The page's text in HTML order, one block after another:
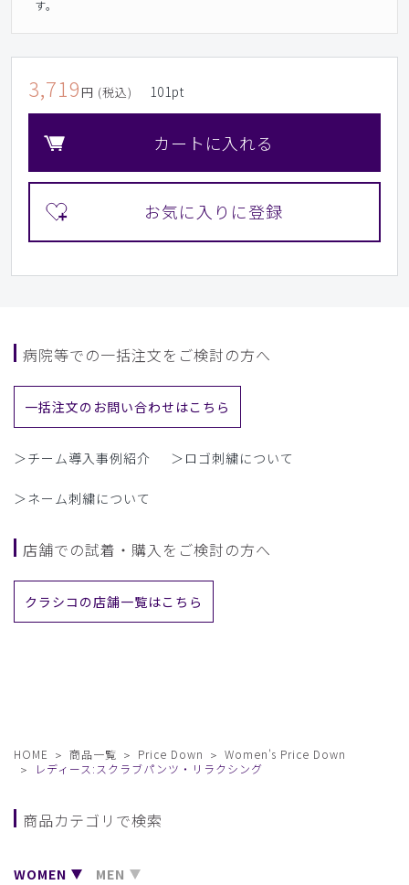
す。
3,719 円 (税込) 101pt
カートに入れる
病院等での一括注文をご検討の方へ
一括注文のお問い合わせはこちら
＞チーム導入事例紹介 ＞ロゴ刺繍について
＞ネーム刺繍について
店舗での試着・購入をご検討の方へ
クラシコの店舗一覧はこちら
HOME 商品一覧 Price Down
Women's Price Down
レディース:スクラブパンツ・リラクシング
商品カテゴリで検索
WOMEN MEN